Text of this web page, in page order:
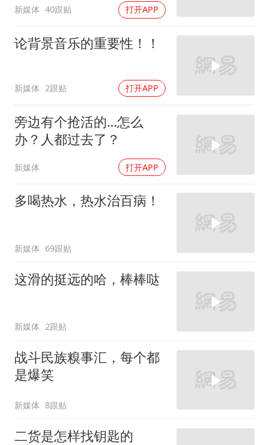
新媒体 40跟贴 打开APP
论背景音乐的重要性！！
新媒体 2跟贴 打开APP
旁边有个抢活的…怎么
办？人都过去了？
新媒体 打开APP
多喝热水，热水治百病！
新媒体 69跟贴
这滑的挺远的哈，棒棒哒
新媒体 2跟贴
战斗民族糗事汇，每个都
是爆笑
新媒体 8跟贴
二货是怎样找钥匙的